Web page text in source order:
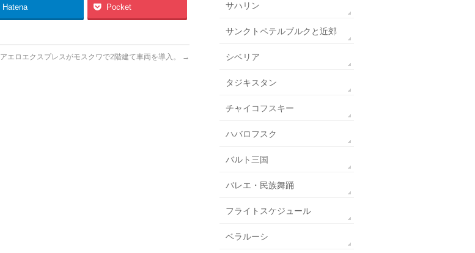
Hatena Pocket
アエロエクスプレスがモスクワで2階建て車両を導入。 →
サハリン
サンクトペテルブルクと近郊
シベリア
タジキスタン
チャイコフスキー
ハバロフスク
バルト三国
バレエ・民族舞踊
フライトスケジュール
ベラルーシ